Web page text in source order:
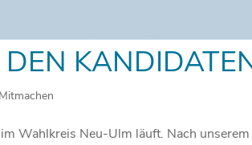
Mitmachen
Wahlkreis Neu-Ulm läuft. Nach unserem